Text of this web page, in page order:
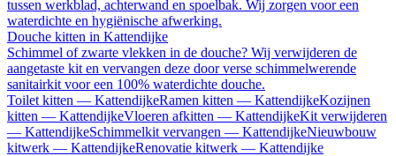
tussen werkblad, achterwand en spoelbak. Wij zorgen voor een
waterdichte en hygiënische afwerking.
Douche kitten in Kattendijke
Schimmel of zwarte vlekken in de douche? Wij verwijderen de
aangetaste kit en vervangen deze door verse schimmelwerende
sanitairkit voor een 100% waterdichte douche.
Toilet kitten — KattendijkeRamen kitten — KattendijkeKozijnen
kitten — KattendijkeVloeren afkitten — KattendijkeKit verwijderen
— KattendijkeSchimmelkit vervangen — KattendijkeNieuwbouw
kitwerk — KattendijkeRenovatie kitwerk — Kattendijke